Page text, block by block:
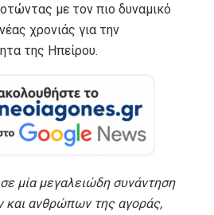
με τον πιο δυναμικό
χρονιάς για την
της Ηπείρου.
μία μεγαλειώδη συνάντηση
και ανθρώπων της αγοράς,